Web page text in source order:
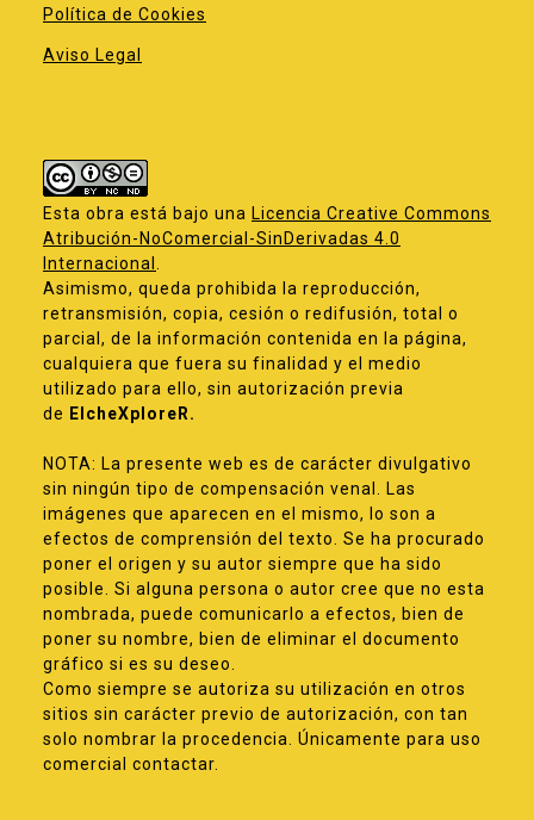
Política de Cookies
Aviso Legal
Esta obra está bajo una Licencia Creative Commons
Atribución-NoComercial-SinDerivadas 4.0
Internacional .
Asimismo, queda prohibida la reproducción,
retransmisión, copia, cesión o redifusión, total o
parcial, de la información contenida en la página,
cualquiera que fuera su finalidad y el medio
utilizado para ello, sin autorización previa
de ElcheXploreR.
NOTA: La presente web es de carácter divulgativo
sin ningún tipo de compensación venal. Las
imágenes que aparecen en el mismo, lo son a
efectos de comprensión del texto. Se ha procurado
poner el origen y su autor siempre que ha sido
posible. Si alguna persona o autor cree que no esta
nombrada, puede comunicarlo a efectos, bien de
poner su nombre, bien de eliminar el documento
gráfico si es su deseo.
Como siempre se autoriza su utilización en otros
sitios sin carácter previo de autorización, con tan
solo nombrar la procedencia. Únicamente para uso
comercial contactar.